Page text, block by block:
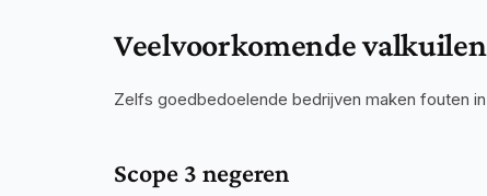
Veelvoorkomende
Zelfs goedbedoelende bedrijven maken fouten
Scope 3 negeren